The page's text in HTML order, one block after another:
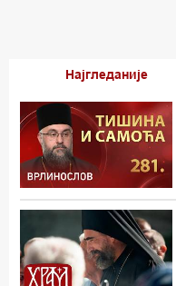
Најгледаније